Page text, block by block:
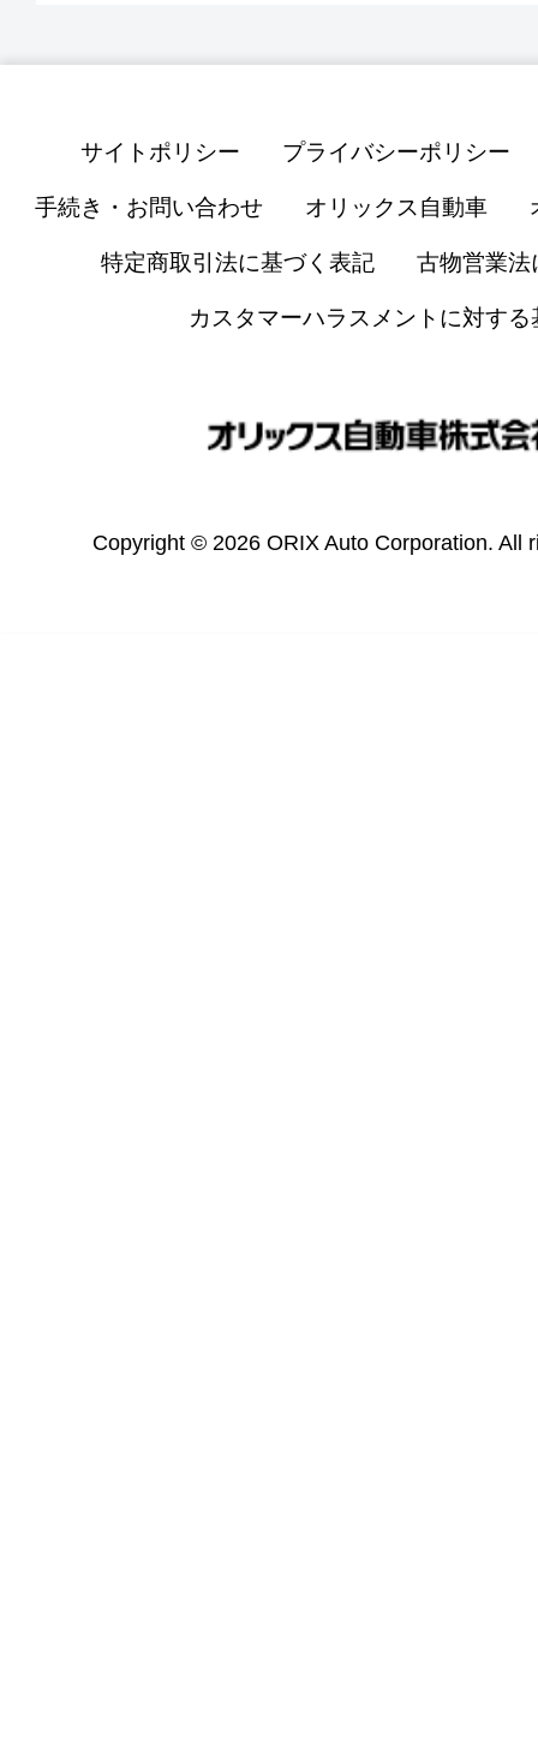
サイトポリシー プライバシーポリシー
手続き・お問い合わせ オリックス自動車
特定商取引法に基づく表記 古物営業法
カスタマーハラスメントに対する
Copyright © 2026 ORIX Auto Corporation. All